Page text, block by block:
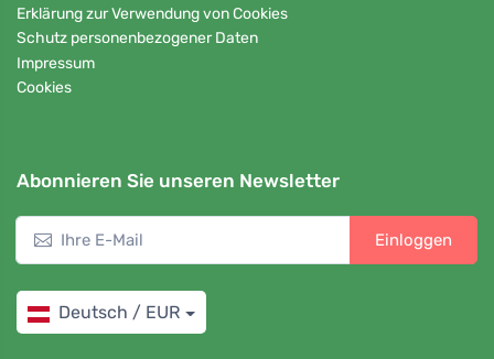
Erklärung zur Verwendung von Cookies
Schutz personenbezogener Daten
Impressum
Cookies
Abonnieren Sie unseren Newsletter
Einloggen
Deutsch / EUR